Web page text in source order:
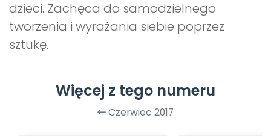
dzieci. Zachęca do samodzielnego
tworzenia i wyrażania siebie poprzez
sztukę.
Więcej z tego numeru
Czerwiec 2017